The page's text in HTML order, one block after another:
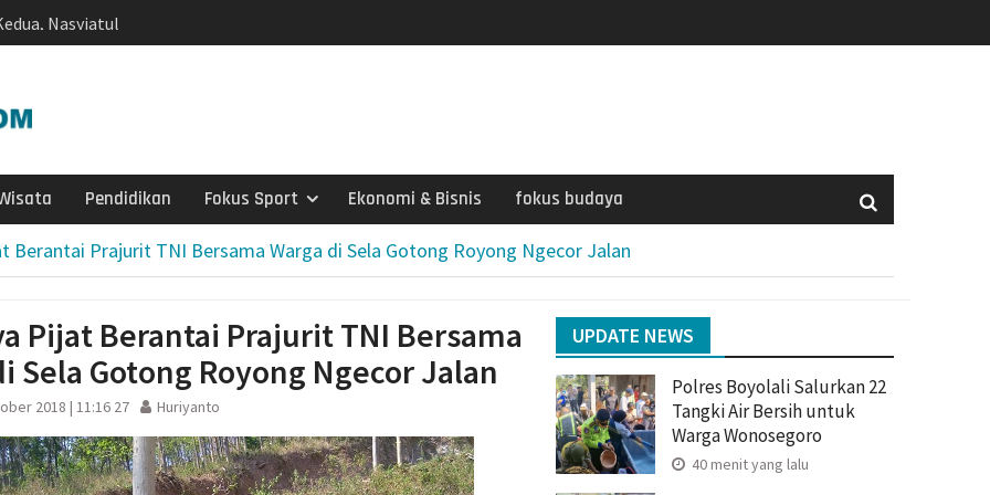
Nasyiatul
Perempuan
Aisyiyah
Literasi Anak
Bermain,
22 Tangki Air
Setengah Karung
Justice
Sebaran Apem Keong
Golkar Sragen
Bahlil Lahadalia
Pendidikan Fokus Sport Ekonomi & Bisnis fokus budaya
Berantai Prajurit TNI Bersama Warga di Sela Gotong Royong Ngecor Jalan
Pijat Berantai Prajurit TNI Bersama
Sela Gotong Royong Ngecor Jalan
2018 | 11:16 27 Huriyanto
UPDATE NEWS
Polres Boyolali Salurkan 22
Tangki Air Bersih untuk
Warga Wonosegoro
40 menit yang lalu